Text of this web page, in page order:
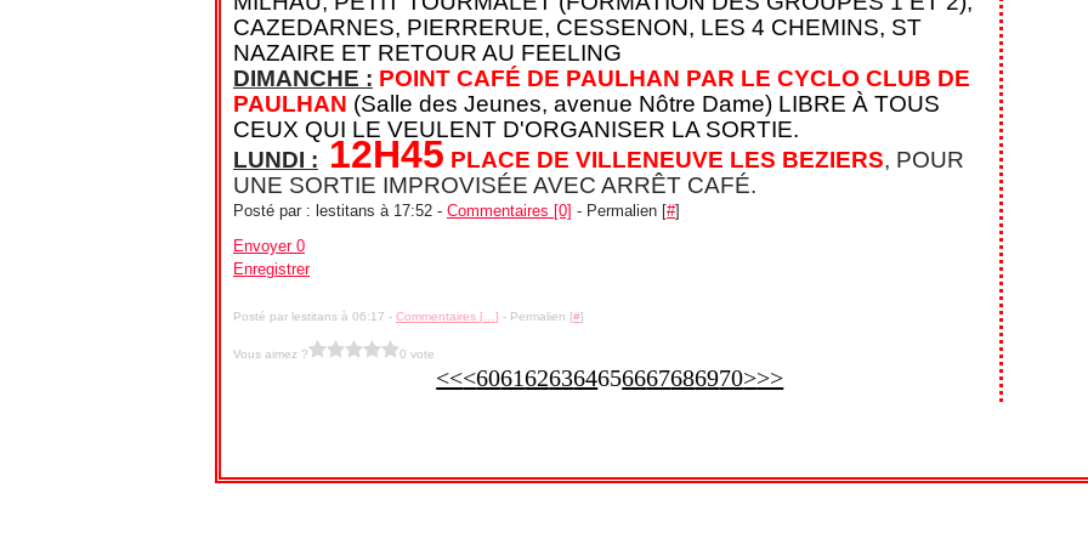
CAZEDARNES, PIERRERUE, CESSENON, LES 4 CHEMINS, ST
NAZAIRE ET RETOUR AU FEELING
DIMANCHE : POINT CAFÉ DE PAULHAN PAR LE CYCLO CLUB DE
PAULHAN (Salle des Jeunes, avenue Nôtre Dame) LIBRE À TOUS
CEUX QUI LE VEULENT D'ORGANISER LA SORTIE.
LUNDI :12H45 PLACE DE VILLENEUVE LES BEZIERS, POUR
UNE SORTIE IMPROVISÉE AVEC ARRÊT CAFÉ.
Posté par : lestitans à 17:52 - Commentaires [0] - Permalien [#]
Envoyer 0
Enregistrer
Posté par lestitans à 06:17 - Commentaires [ ] - Permalien [#]
Vous aimez ? 0 vote
<<< 10
20
30
40
50
6061626364656667686970
80
90
100 >>>